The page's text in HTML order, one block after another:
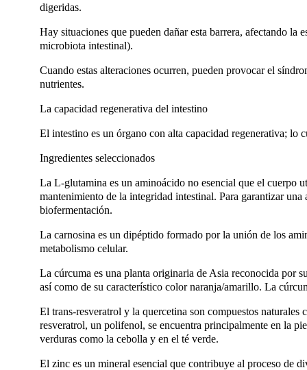
digeridas.
Hay situaciones que pueden dañar esta barrera, afectando la
microbiota intestinal).
Cuando estas alteraciones ocurren, pueden provocar el
nutrientes.
La capacidad regenerativa del intestino
El intestino es un órgano con alta capacidad regenerativa; lo
Ingredientes seleccionados
La L-glutamina es un aminoácido no esencial que el cuerpo
mantenimiento de la integridad intestinal. Para garantizar
biofermentación.
La carnosina es un dipéptido formado por la unión de los
metabolismo celular.
La cúrcuma es una planta originaria de Asia reconocida por
así como de su característico color naranja/amarillo. La
El trans-resveratrol y la quercetina son compuestos
resveratrol, un polifenol, se encuentra principalmente en la
verduras como la cebolla y en el té verde.
El zinc es un mineral esencial que contribuye al proceso de